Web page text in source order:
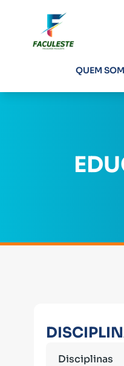
QUEM
Disciplinas